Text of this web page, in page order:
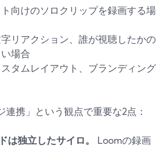
向けのソロクリップを録画する場
リアクション、誰が視聴したかの
場合
タムレイアウト、ブランディング
連携」という観点で重要な2点：
は独立したサイロ。
Loomの録画